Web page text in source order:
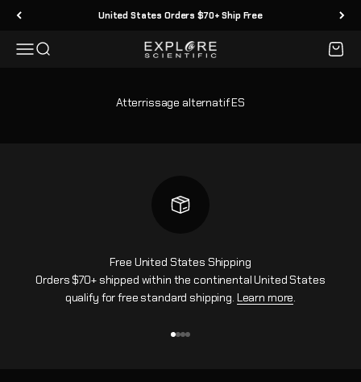
Passer au contenu United States Orders $70+ Ship Free
MenuRecherche Explore Scientific Panier
Atterrissage alternatif ES
Free United States Shipping
Orders $70+ shipped within the continental United States
qualify for free standard shipping. Learn more.